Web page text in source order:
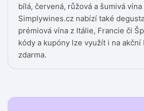
bílá, červená, růžová a šumivá
Simplywines.cz nabízí také
prémiová vína z Itálie, Francie či
kódy a kupóny lze využít i na akční
zdarma.